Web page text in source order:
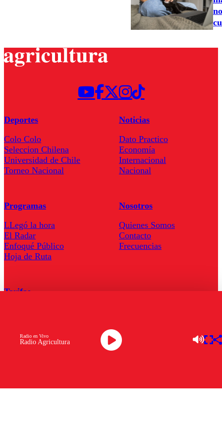
Radio Agricultura
Radio en Vivo
Deportes
Colo Colo
Seleccion Chilena
Universidad de Chile
Torneo Nacional
Noticias
Dato Practico
Economía
Internacional
Nacional
Programas
LLegó la hora
El Radar
Enfoqué Público
Hoja de Ruta
Nosotros
Quienes Somos
Contacto
Frecuencias
Tarifas
Descarga la APP